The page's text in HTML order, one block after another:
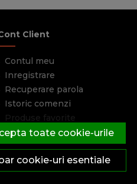
toate cookie-urile
cookie-uri esentiale
Client
Contul meu
Inregistrare
Recuperare parola
Istoric comenzi
Produse favorite
Devino partener